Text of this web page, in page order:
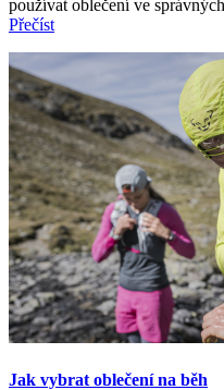
používat oblečení ve
Přečíst
Jak vybrat oblečení na běh